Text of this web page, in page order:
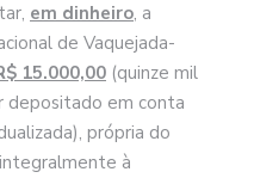
em dinheiro, a
de Vaquejada-
15.000,00 (quinze mil
depositado em conta
própria do
à